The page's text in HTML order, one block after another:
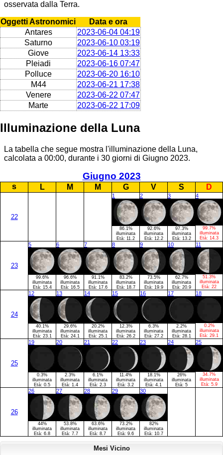
osservata dalla Terra.
Oggetti Astronomici
Data e ora
Antares
2023-06-04 04:19
Saturno
2023-06-10 03:19
Giove
2023-06-14 13:33
Pleiadi
2023-06-16 07:47
Polluce
2023-06-20 16:10
M44
2023-06-21 17:38
Venere
2023-06-22 07:47
Marte
2023-06-22 17:09
Illuminazione della Luna
La tabella che segue mostra l'illuminazione della Luna,
calcolata a 00:00, durante i 30 giorni di Giugno 2023.
Giugno 2023
s L M M G V S D
22
1
86.1%
illuminata
Età: 11.2
2
92.6%
illuminata
Età: 12.2
3
97.3%
illuminata
Età: 13.2
4
99.7%
illuminata
Età: 14.3
23
5
99.6%
illuminata
Età: 15.4
6
96.6%
illuminata
Età: 16.5
7
91.1%
illuminata
Età: 17.6
8
83.2%
illuminata
Età: 18.7
9
73.5%
illuminata
Età: 19.9
10
62.7%
illuminata
Età: 20.9
11
51.3%
illuminata
Età: 22
24
12
40.1%
illuminata
Età: 23.1
13
29.6%
illuminata
Età: 24.1
14
20.2%
illuminata
Età: 25.1
15
12.3%
illuminata
Età: 26.2
16
6.3%
illuminata
Età: 27.2
17
2.2%
illuminata
Età: 28.1
18
0.2%
illuminata
Età: 29.1
25
19
0.3%
illuminata
Età: 0.5
20
2.3%
illuminata
Età: 1.4
21
6.1%
illuminata
Età: 2.3
22
11.4%
illuminata
Età: 3.2
23
18.1%
illuminata
Età: 4.1
24
26%
illuminata
Età: 5
25
34.7%
illuminata
Età: 5.9
26
26
44%
illuminata
Età: 6.8
27
53.8%
illuminata
Età: 7.7
28
63.6%
illuminata
Età: 8.7
29
73.2%
illuminata
Età: 9.6
30
82%
illuminata
Età: 10.7
Mesi Vicino